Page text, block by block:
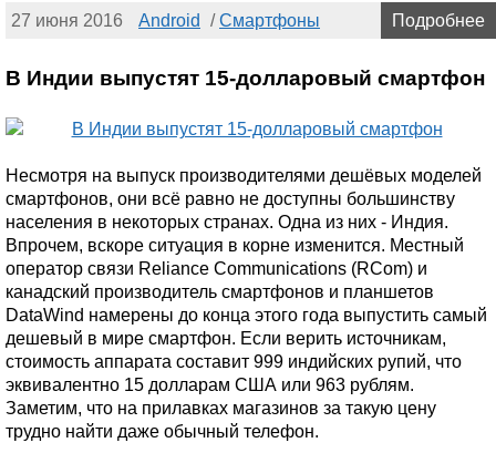
27 июня 2016 Android /Смартфоны Подробнее
В Индии выпустят 15-долларовый смартфон
Несмотря на выпуск производителями дешёвых моделей
смартфонов, они всё равно не доступны большинству
населения в некоторых странах. Одна из них - Индия.
Впрочем, вскоре ситуация в корне изменится. Местный
оператор связи Reliance Communications (RCom) и
канадский производитель смартфонов и планшетов
DataWind намерены до конца этого года выпустить самый
дешевый в мире смартфон. Если верить источникам,
стоимость аппарата составит 999 индийских рупий, что
эквивалентно 15 долларам США или 963 рублям.
Заметим, что на прилавках магазинов за такую цену
трудно найти даже обычный телефон.